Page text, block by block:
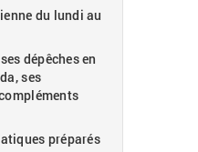
du lundi au
dépêches en
ses
préparés